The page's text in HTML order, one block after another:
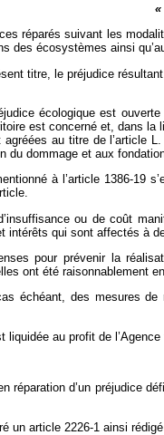
réparés suivant les
des écosystèmes ainsi
titre, le préjudice
écologique est
est concerné et, dans
au titre de l’article
dommage et aux
à l’article 1386‑19
ou de coût
qui sont affectés à
pour prévenir la
ont été raisonnablement
échéant, des mesures
liquidée au profit de
réparation d’un préjudice
un article 2226‑1 ainsi